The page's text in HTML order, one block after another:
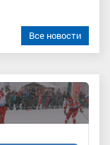
Все новости